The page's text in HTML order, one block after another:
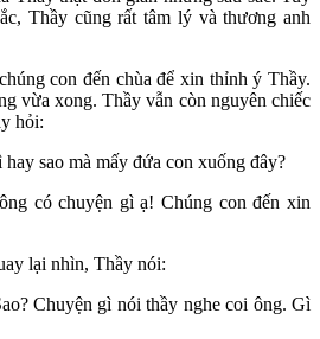
Thầy cũng rất tâm lý và thương anh
con đến chùa để xin thỉnh ý Thầy.
vừa xong. Thầy vẫn còn nguyên chiếc
hỏi:
sao mà mấy đứa con xuống đây?
có chuyện gì ạ! Chúng con đến xin
lại nhìn, Thầy nói:
Chuyện gì nói thầy nghe coi ông. Gì